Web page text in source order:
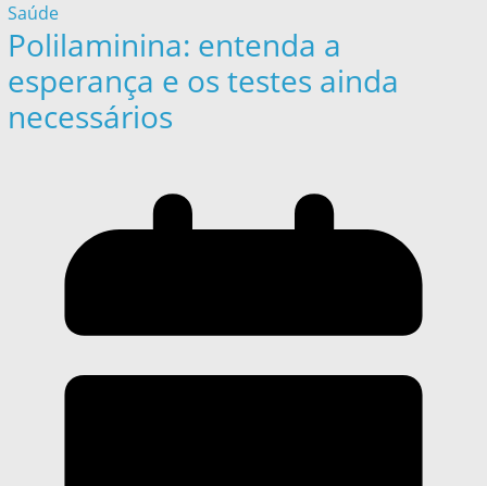
Saúde
Polilaminina: entenda a
esperança e os testes ainda
necessários